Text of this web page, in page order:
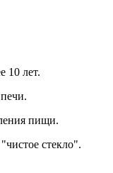
10 лет.
пищи.
стекло".